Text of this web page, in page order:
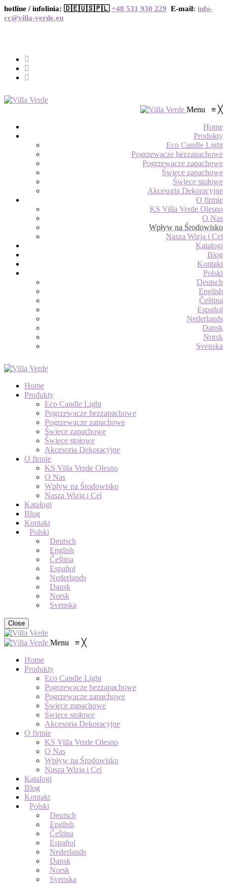
hotline / infolinia: 🇩🇪🇺🇸🇵🇱+48 531 930 229 E-mail: info-
cc@villa-verde.eu
Menu ≡ ╳
Home
Produkty
Eco Candle Light
Pogrzewacze bezzapachowe
Pogrzewacze zapachowe
Świece zapachowe
Świece stołowe
Akcesoria Dekoracyjne
O firmie
KS Villa Verde Olesno
O Nas
Wpływ na Środowisko
Nasza Wizja i Cel
Katalogi
Blog
Kontakt
Polski
Deutsch
English
Čeština
Español
Nederlands
Dansk
Norsk
Svenska
Home
Produkty
Eco Candle Light
Pogrzewacze bezzapachowe
Pogrzewacze zapachowe
Świece zapachowe
Świece stołowe
Akcesoria Dekoracyjne
O firmie
KS Villa Verde Olesno
O Nas
Wpływ na Środowisko
Nasza Wizja i Cel
Katalogi
Blog
Kontakt
Polski
Deutsch
English
Čeština
Español
Nederlands
Dansk
Norsk
Svenska
Close
Menu ≡ ╳
Home
Produkty
Eco Candle Light
Pogrzewacze bezzapachowe
Pogrzewacze zapachowe
Świece zapachowe
Świece stołowe
Akcesoria Dekoracyjne
O firmie
KS Villa Verde Olesno
O Nas
Wpływ na Środowisko
Nasza Wizja i Cel
Katalogi
Blog
Kontakt
Polski
Deutsch
English
Čeština
Español
Nederlands
Dansk
Norsk
Svenska